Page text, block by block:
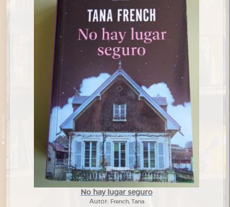
No hay lugar seguro
Autor: French, Tana